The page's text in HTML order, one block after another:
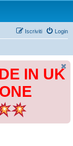
Login
Iscriviti
IN UK